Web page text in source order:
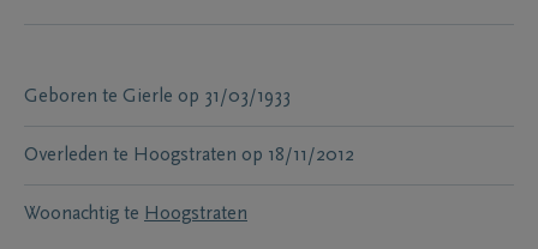
Geboren te Gierle op 31/03/1933
Overleden te Hoogstraten op 18/11/2012
Woonachtig te Hoogstraten